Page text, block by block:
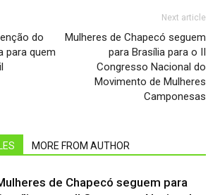
do
para quem
Next article
Mulheres de Chapecó seguem
para Brasília para o II
Congresso Nacional do
Movimento de Mulheres
Camponesas
MORE FROM AUTHOR
de Chapecó seguem para